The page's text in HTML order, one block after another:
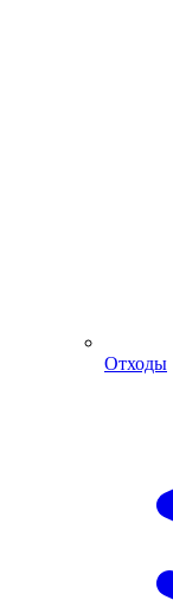
Отходы